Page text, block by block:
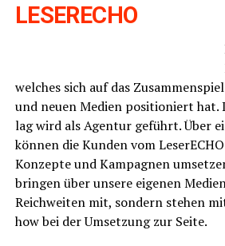
LESERECHO
wel­ches sich auf das
und neu­en Medi­en posi­tio­niert hat.
lag wird als Agen­tur geführt. Über
kön­nen die Kun­den vom
Kon­zep­te und Kam­pa­gnen
brin­gen über unse­re eige­nen
Reich­wei­ten mit, son­dern ste­hen
how bei der Umset­zung zur Seite.